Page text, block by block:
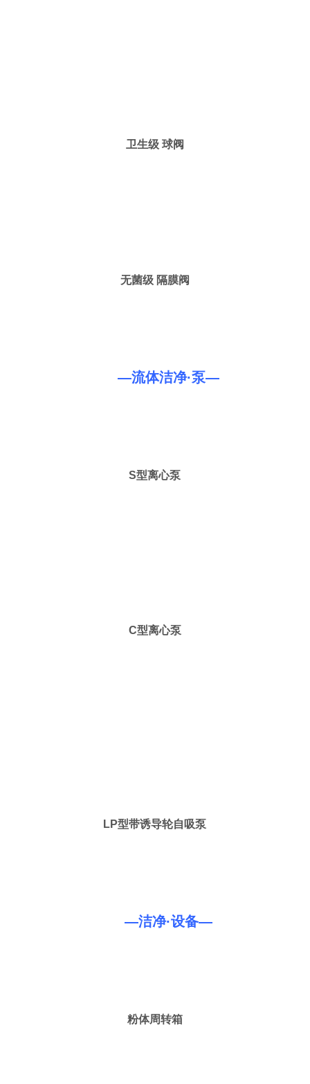
卫生级 球阀
无菌级 隔膜阀
—流体洁净·泵—
S型离心泵
C型离心泵
LP型带诱导轮自吸泵
—洁净·设备—
粉体周转箱